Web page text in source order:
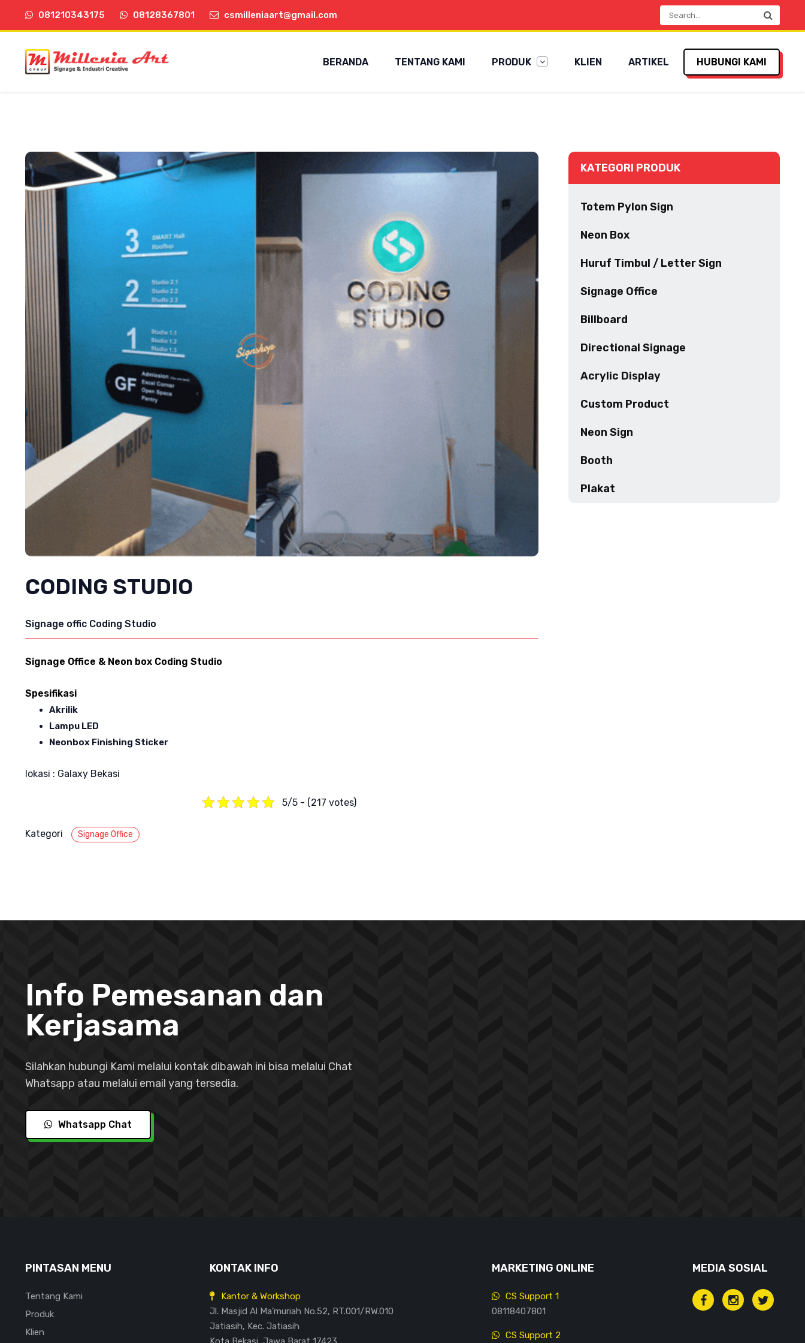
081210343175 08128367801 csmilleniaart@gmail.com
BERANDA TENTANG KAMI PRODUK KLIEN ARTIKEL HUBUNGI KAMI
CODING STUDIO
Signage offic Coding Studio
Signage Office & Neon box Coding Studio
Spesifikasi
Akrilik
Lampu LED
Neonbox Finishing Sticker
lokasi : Galaxy Bekasi
5/5 - (217 votes)
Kategori Signage Office
KATEGORI PRODUK
Totem Pylon Sign
Neon Box
Huruf Timbul / Letter Sign
Signage Office
Billboard
Directional Signage
Acrylic Display
Custom Product
Neon Sign
Booth
Plakat
Info Pemesanan dan
Kerjasama
Silahkan hubungi Kami melalui kontak dibawah ini bisa melalui Chat
Whatsapp atau melalui email yang tersedia.
Whatsapp Chat
PINTASAN MENU
Tentang Kami
Produk
Klien
KONTAK INFO
Kantor & Workshop
Jl. Masjid Al Ma’muriah No.52, RT.001/RW.010
Jatiasih, Kec. Jatiasih
MARKETING ONLINE
CS Support 1
08118407801
CS Support 2
MEDIA SOSIAL